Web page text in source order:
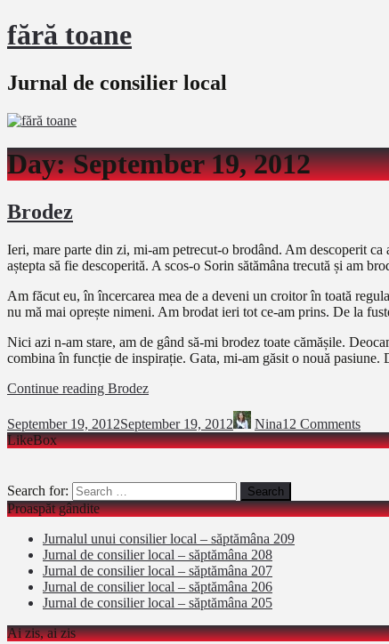
fără toane
Jurnal de consilier local
Day:September 19, 2012
Brodez
Ieri, mare parte din zi, mi-am petrecut-o brodând. Am descoperit
aștepta să fie descoperită. A scos-o Sorin sătămâna trecută și am
Am făcut eu, în încercarea mea de a deveni un croitor în toată
nu mă mai oprește nimeni. Am brodat ieri tot ce-am prins. De la
Nici azi n-am stare, am de gând să-mi brodez toate cămășile.
combina în funcție de inspirație. Gata, mi-am găsit o nouă
Continue reading Brodez
September 19, 2012September 19, 2012 Nina12 Comments
LikeBox
Search for:
Proaspăt gândite
Jurnalul unui consilier local – săptămâna 209
Jurnal de consilier local – săptămâna 208
Jurnal de consilier local – săptămâna 207
Jurnal de consilier local – săptămâna 206
Jurnal de consilier local – săptămâna 205
Ai zis, ai zis